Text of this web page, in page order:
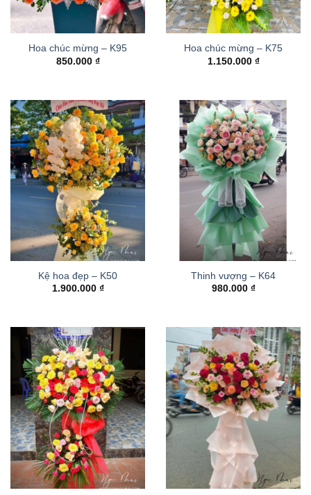
Hoa chúc mừng – K95
850.000 ₫
Hoa chúc mừng – K75
1.150.000 ₫
Kệ hoa đẹp – K50
1.900.000 ₫
Thinh vượng – K64
980.000 ₫